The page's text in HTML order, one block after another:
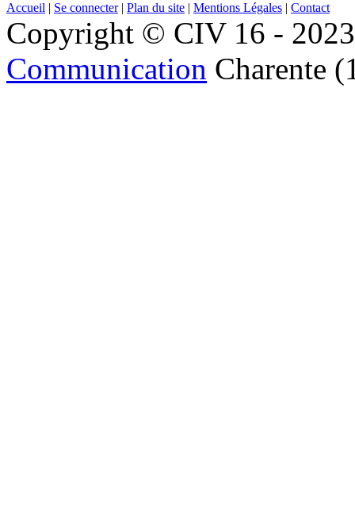
Accueil | Se connecter| Plan du site | Mentions Légales | Contact
Copyright © CIV 16 -
Communication Charente